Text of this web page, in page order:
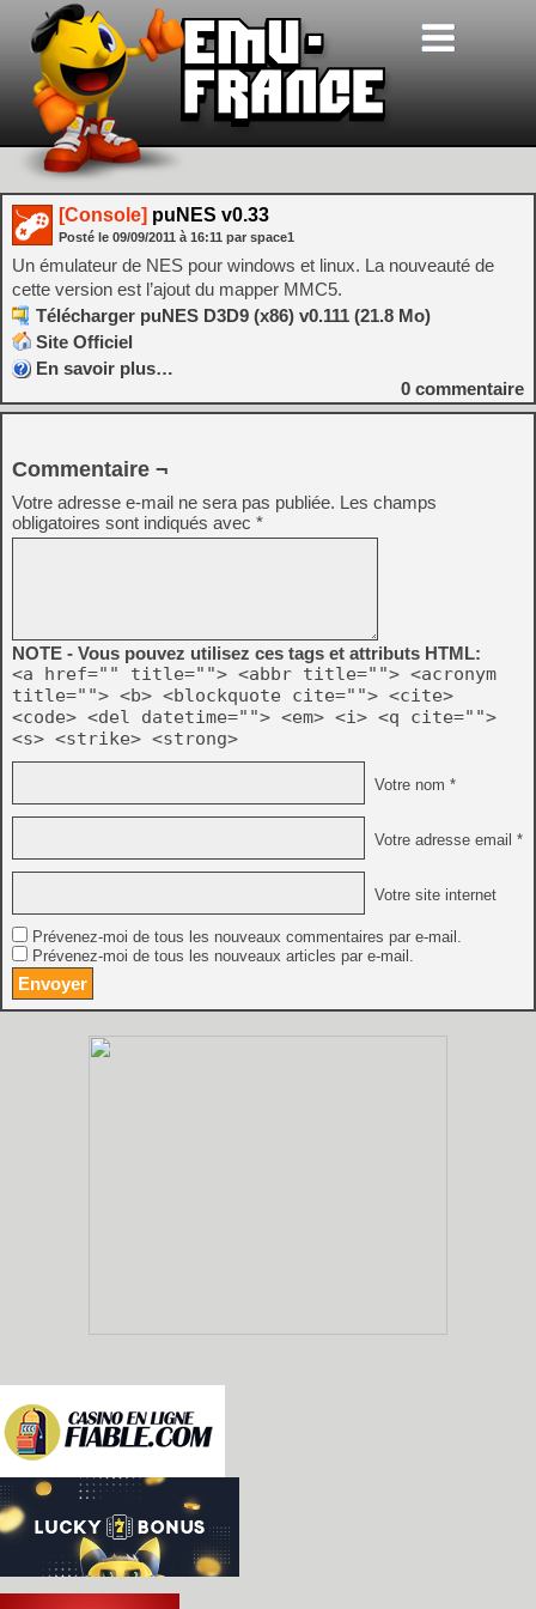
[Console] puNES v0.33
Posté le 09/09/2011 à 16:11 par space1
Un émulateur de NES pour windows et linux. La nouveauté de
cette version est l’ajout du mapper MMC5.
Télécharger puNES D3D9 (x86) v0.111 (21.8 Mo)
Site Officiel
En savoir plus…
0 commentaire
Commentaire ¬
Votre adresse e-mail ne sera pas publiée. Les champs
obligatoires sont indiqués avec *
NOTE - Vous pouvez utilisez ces tags et attributs HTML:
<a href="" title=""> <abbr title=""> <acronym
title=""> <b> <blockquote cite=""> <cite>
<code> <del datetime=""> <em> <i> <q cite="">
<s> <strike> <strong>
Votre nom *
Votre adresse email *
Votre site internet
Prévenez-moi de tous les nouveaux commentaires par e-mail.
Prévenez-moi de tous les nouveaux articles par e-mail.